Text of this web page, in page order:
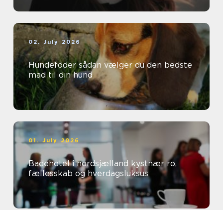
02. July 2026
Hundefoder sådan vælger du den bedste
mad til din hund
01. July 2026
Badehotel i nordsjælland kystnær ro,
fællesskab og hverdagsluksus